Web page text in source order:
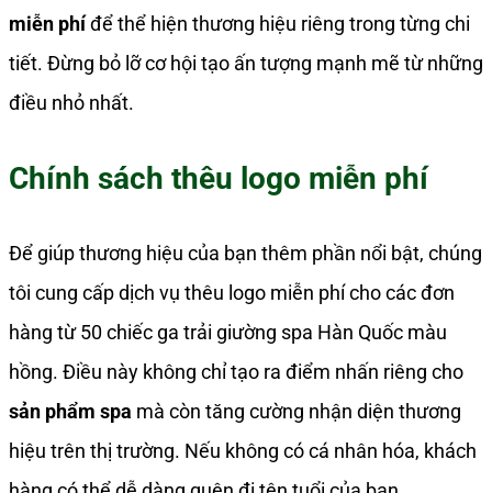
miễn phíđể thể hiện thương hiệu riêng trong từng chi
tiết. Đừng bỏ lỡ cơ hội tạo ấn tượng mạnh mẽ từ những
điều nhỏ nhất.
Chính sách thêu logo miễn phí
Để giúp thương hiệu của bạn thêm phần nổi bật, chúng
tôi cung cấp dịch vụ thêu logo miễn phí cho các đơn
hàng từ 50 chiếc ga trải giường spa Hàn Quốc màu
hồng. Điều này không chỉ tạo ra điểm nhấn riêng cho
sản phẩm spa mà còn tăng cường nhận diện thương
hiệu trên thị trường. Nếu không có cá nhân hóa, khách